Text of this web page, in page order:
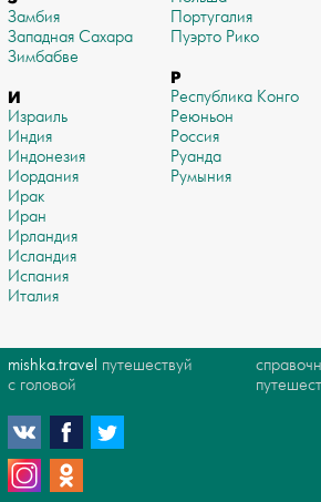
Замбия
Западная Сахара
Зимбабве
И
Израиль
Индия
Индонезия
Иордания
Ирак
Иран
Ирландия
Исландия
Испания
Италия
Португалия
Пуэрто Рико
Р
Республика Конго
Реюньон
Россия
Руанда
Румыния
mishka.travel путешествуй
с головой